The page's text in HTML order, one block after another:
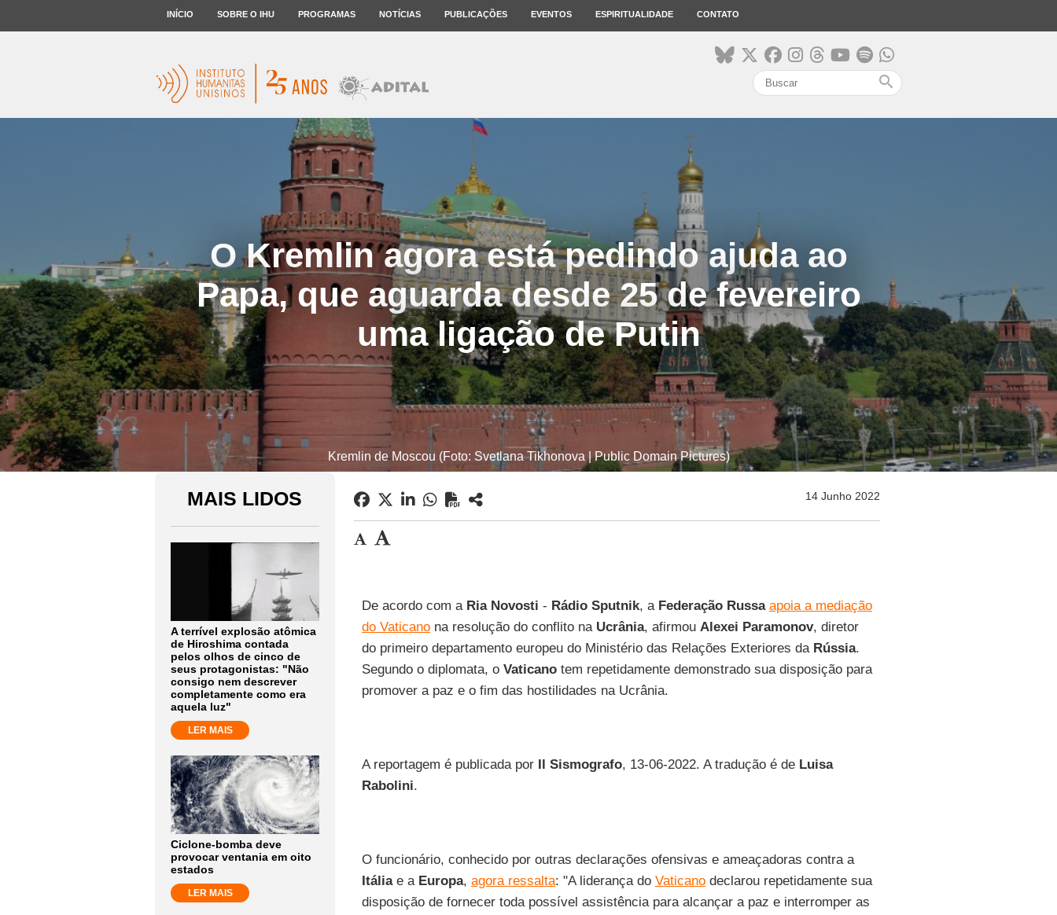
INÍCIO SOBRE O IHU PROGRAMAS NOTÍCIAS PUBLICAÇÕES EVENTOS ESPIRITUALIDADE CONTATO
search
O Kremlin agora está pedindo ajuda ao
Papa, que aguarda desde 25 de fevereiro
uma ligação de Putin
Kremlin de Moscou (Foto: Svetlana Tikhonova | Public Domain Pictures)
MAIS LIDOS
A terrível explosão atômica
de Hiroshima contada
pelos olhos de cinco de
seus protagonistas: "Não
consigo nem descrever
completamente como era
aquela luz"
LER MAIS
Ciclone-bomba deve
provocar ventania em oito
estados
LER MAIS
14 Junho 2022
De acordo com a Ria Novosti - Rádio Sputnik, a Federação Russa apoia a mediação
do Vaticanona resolução do conflito na Ucrânia, afirmou Alexei Paramonov, diretor
do primeiro departamento europeu do Ministério das Relações Exteriores da Rússia.
Segundo o diplomata, o Vaticanotem repetidamente demonstrado sua disposição para
promover a paz e o fim das hostilidades na Ucrânia.
A reportagem é publicada por Il Sismografo, 13-06-2022. A tradução é de Luisa
Rabolini.
O funcionário, conhecido por outras declarações ofensivas e ameaçadoras contra a
Itáliae a Europa, agora ressalta: "A liderança do Vaticanodeclarou repetidamente sua
disposição de fornecer toda possível assistência para alcançar a paz e interromper as